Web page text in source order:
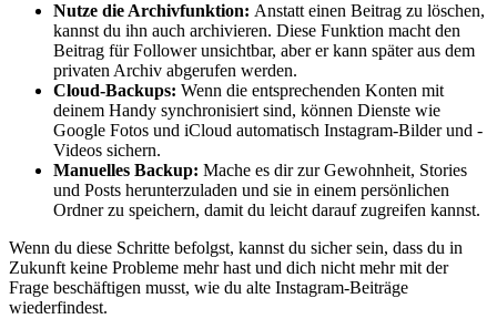
Nutze die Archivfunktion: Anstatt einen Beitrag zu löschen,
kannst du ihn auch archivieren. Diese Funktion macht den
Beitrag für Follower unsichtbar, aber er kann später aus dem
privaten Archiv abgerufen werden.
Cloud-Backups: Wenn die entsprechenden Konten mit
deinem Handy synchronisiert sind, können Dienste wie
Google Fotos und iCloud automatisch Instagram-Bilder und -
Videos sichern.
Manuelles Backup: Mache es dir zur Gewohnheit, Stories
und Posts herunterzuladen und sie in einem persönlichen
Ordner zu speichern, damit du leicht darauf zugreifen kannst.
Wenn du diese Schritte befolgst, kannst du sicher sein, dass du in
Zukunft keine Probleme mehr hast und dich nicht mehr mit der
Frage beschäftigen musst, wie du alte Instagram-Beiträge
wiederfindest.